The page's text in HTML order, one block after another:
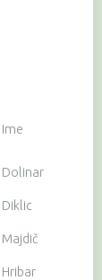
Ime
Dolinar
Diklic
Majdič
Hribar